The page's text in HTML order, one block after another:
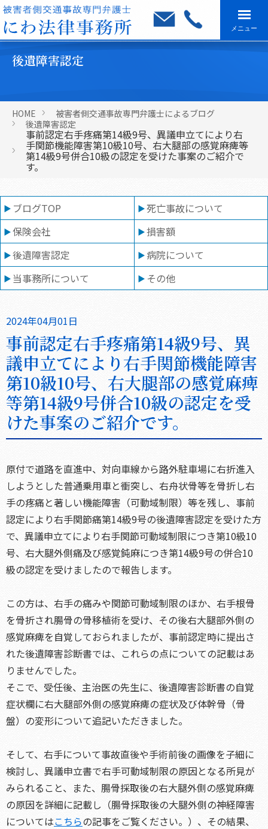
メニュー
後遺障害認定
HOME
被害者側交通事故専門弁護士によるブログ
後遺障害認定
事前認定右手疼痛第14級9号、異議申立てにより右
手関節機能障害第10級10号、右大腿部の感覚麻痺等
第14級9号併合10級の認定を受けた事案のご紹介で
す。
ブログTOP
死亡事故について
保険会社
損害額
後遺障害認定
病院について
当事務所について
その他
2024年04月01日
事前認定右手疼痛第14級9号、異
議申立てにより右手関節機能障害
第10級10号、右大腿部の感覚麻痺
等第14級9号併合10級の認定を受
けた事案のご紹介です。
原付で道路を直進中、対向車線から路外駐車場に右折進入
しようとした普通乗用車と衝突し、右舟状骨等を骨折し右
手の疼痛と著しい機能障害（可動域制限）等を残し、事前
認定により右手関節痛第14級9号の後遺障害認定を受けた方
で、異議申立てにより右手関節可動域制限につき第10級10
号、右大腿外側痛及び感覚鈍麻につき第14級9号の併合10
級の認定を受けましたので報告します。
この方は、右手の痛みや関節可動域制限のほか、右手根骨
を骨折され腸骨の骨移植術を受け、その後右大腿部外側の
感覚麻痺を自覚しておられましたが、事前認定時に提出さ
れた後遺障害診断書では、これらの点についての記載はあ
りませんでした。
そこで、受任後、主治医の先生に、後遺障害診断書の自覚
症状欄に右大腿部外側の感覚麻痺の症状及び体幹骨（骨
盤）の変形について追記いただきました。
そして、右手について事故直後や手術前後の画像を子細に
検討し、異議申立書で右手可動域制限の原因となる所見が
みられること、また、腸骨採取後の右大腿外側の感覚麻痺
の原因を詳細に記載し（腸骨採取後の大腿外側の神経障害
についてはこちらの記事をご覧ください。）、その結果、